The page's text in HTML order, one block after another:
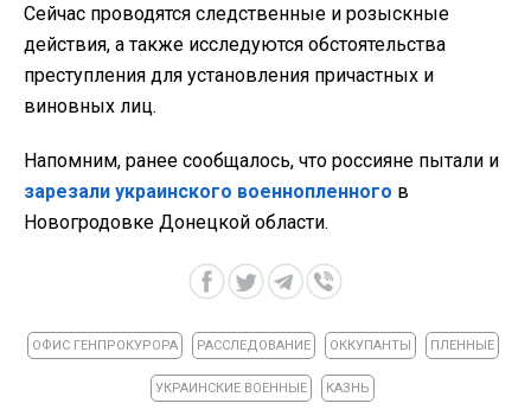
Сейчас проводятся следственные и розыскные
действия, а также исследуются обстоятельства
преступления для установления причастных и
виновных лиц.
Напомним, ранее сообщалось, что россияне пытали и
зарезали украинского военнопленного в
Новогродовке Донецкой области.
ОФИС ГЕНПРОКУРОРА РАССЛЕДОВАНИЕ ОККУПАНТЫ ПЛЕННЫЕ
УКРАИНСКИЕ ВОЕННЫЕ КАЗНЬ